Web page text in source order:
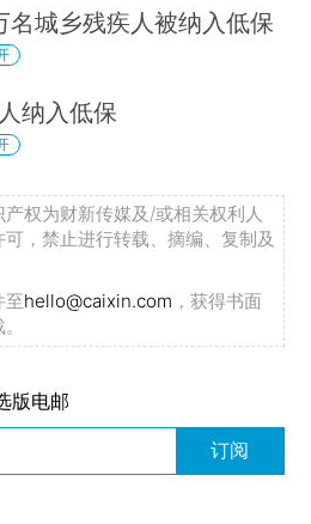
名城乡残疾人被纳入低保
纳入低保
权为财新传媒及/或相关权利人
，禁止进行转载、摘编、复制及
至hello@caixin.com ，获得书面
版电邮
订阅